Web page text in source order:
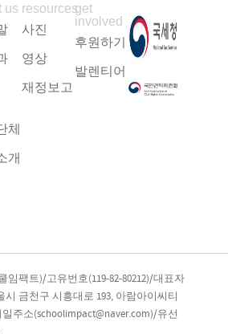
us
체
개
resources
사진
영상
재정보고
get
involved
후원하기
발렌티어
임팩트)/고유번호(119-82-80212)/대표자
금천구 시흥대로 193, 아람아이씨티
주소(schoolimpact@naver.com)/유선